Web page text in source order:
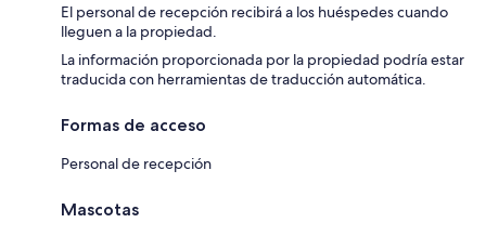
El personal de recepción recibirá a los huéspedes cuando
lleguen a la propiedad.
La información proporcionada por la propiedad podría estar
traducida con herramientas de traducción automática.
Formas de acceso
Personal de recepción
Mascotas